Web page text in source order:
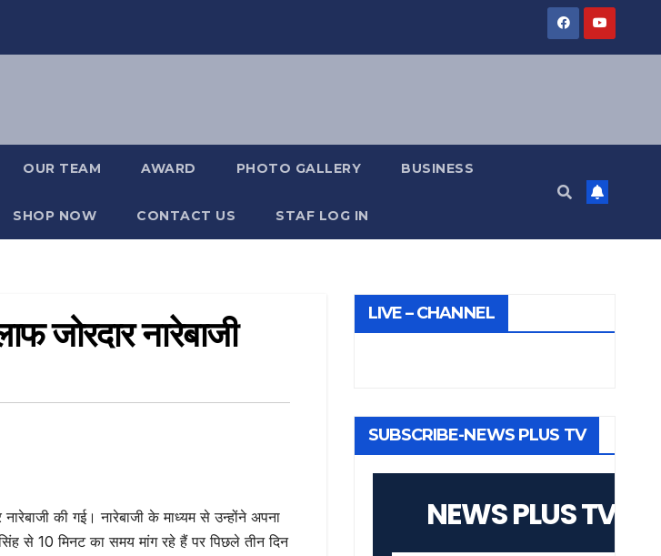
OUR TEAM AWARD PHOTO GALLERY BUSINESS
SHOP NOW CONTACT US STAF LOG IN
जोरदार नारेबाजी
की गई। नारेबाजी के माध्यम से उन्होंने अपना
से 10 मिनट का समय मांग रहे हैं पर पिछले तीन दिन
LIVE – CHANNEL
SUBSCRIBE-NEWS PLUS TV
NEWS PLUS TV